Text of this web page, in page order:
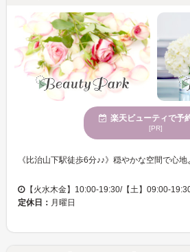
楽天ビューティで予
[PR]
【火水木金】10:00-19:30/【土】09:00-
定休日： 月曜日